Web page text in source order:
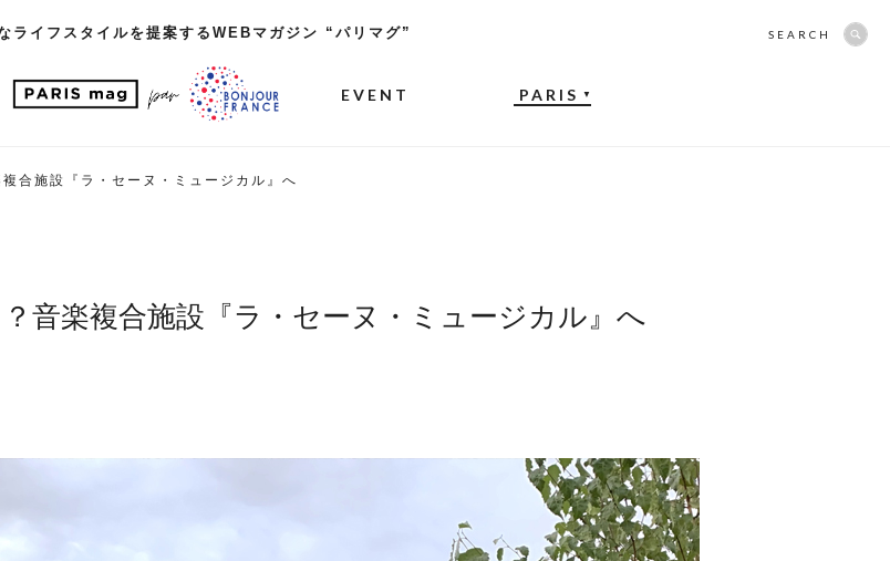
ライフスタイルを提案するWEBマガジン “パリマグ”
EVENT PARIS ▼
SEARCH
合施設『ラ・セーヌ・ミュージカル』へ
音楽複合施設『ラ・セーヌ・ミュージカル』へ